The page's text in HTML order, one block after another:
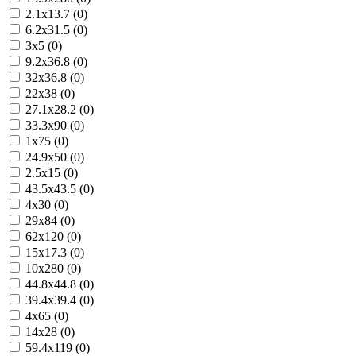
2.1x13.7 (0)
6.2x31.5 (0)
3x5 (0)
9.2x36.8 (0)
32x36.8 (0)
22x38 (0)
27.1x28.2 (0)
33.3x90 (0)
1x75 (0)
24.9x50 (0)
2.5x15 (0)
43.5x43.5 (0)
4x30 (0)
29x84 (0)
62x120 (0)
15x17.3 (0)
10x280 (0)
44.8x44.8 (0)
39.4x39.4 (0)
4x65 (0)
14x28 (0)
59.4x119 (0)